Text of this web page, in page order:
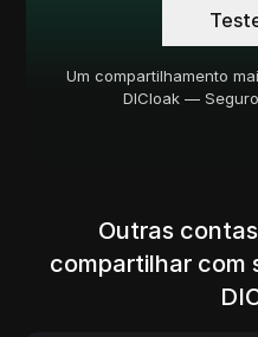
Um compartilhamento
DICloak —
Outras
compartilhar com